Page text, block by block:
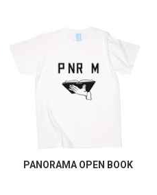
PANORAMA OPEN BOOK